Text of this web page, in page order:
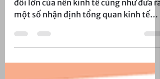
Báo cáo cung cấp cập nhật về các cân
đối lớn của nền kinh tế cũng như đưa ra
một số nhận định tổng quan kinh tế
Việt Nam năm 2024.